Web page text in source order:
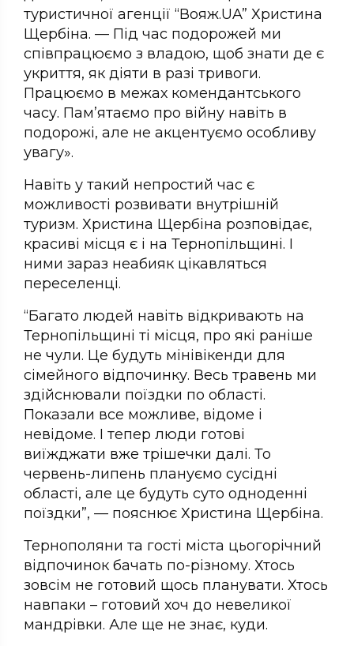
туристичної агенції “Вояж.UA” Христина
Щербіна. — Під час подорожей ми
співпрацюємо з владою, щоб знати де є
укриття, як діяти в разі тривоги.
Працюємо в межах комендантського
часу. Пам’ятаємо про війну навіть в
подорожі, але не акцентуємо особливу
увагу».
Навіть у такий непростий час є
можливості розвивати внутрішній
туризм. Христина Щербіна розповідає,
красиві місця є і на Тернопільщині. І
ними зараз неабияк цікавляться
переселенці.
“Багато людей навіть відкривають на
Тернопільщині ті місця, про які раніше
не чули. Це будуть мінівікенди для
сімейного відпочинку. Весь травень ми
здійснювали поїздки по області.
Показали все можливе, відоме і
невідоме. І тепер люди готові
виїжджати вже трішечки далі. То
червень-липень плануємо сусідні
області, але це будуть суто одноденні
поїздки”, — пояснює Христина Щербіна.
Тернополяни та гості міста цьогорічний
відпочинок бачать по-різному. Хтось
зовсім не готовий щось планувати. Хтось
навпаки – готовий хоч до невеликої
мандрівки. Але ще не знає, куди.